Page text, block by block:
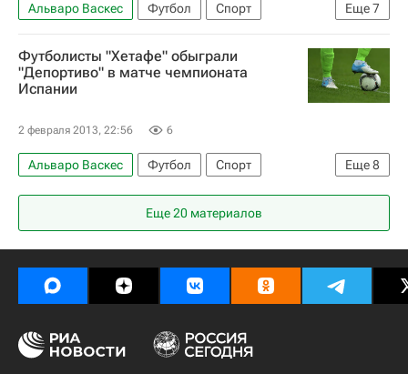
Еще7
Альваро Васкес Футбол
Спорт
Чемпионат Европы (до 21 года)
Нидерланды (до 21 года)
Италия (до 21 года)
Россия (до 21 года)
Футболисты "Хетафе" обыграли
"Депортиво" в матче чемпионата
Испании
2 февраля 2013, 22:56 6
Еще8
Альваро Васкес Футбол
Спорт
Чемпионат Испании по футболу
Хетафе
Депортиво (Ла-Корунья)
Абель Агилар
Мигель Анхель Мойя
Пицци
Адриан Колунга
Диего Кастро
Еще 20 материалов